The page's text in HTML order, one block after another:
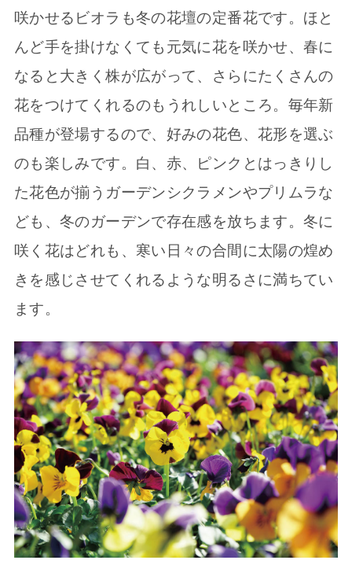
咲かせるビオラも冬の花壇の定番花です。ほと
んど手を掛けなくても元気に花を咲かせ、春に
なると大きく株が広がって、さらにたくさんの
花をつけてくれるのもうれしいところ。毎年新
品種が登場するので、好みの花色、花形を選ぶ
のも楽しみです。白、赤、ピンクとはっきりし
た花色が揃うガーデンシクラメンやプリムラな
ども、冬のガーデンで存在感を放ちます。冬に
咲く花はどれも、寒い日々の合間に太陽の煌め
きを感じさせてくれるような明るさに満ちてい
ます。